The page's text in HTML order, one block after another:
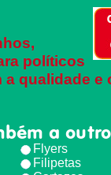
políticos
qualidade e
a
Flyers
Filipetas